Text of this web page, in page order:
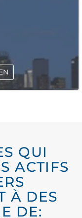
QUI
ACTIFS
À DES
DE: